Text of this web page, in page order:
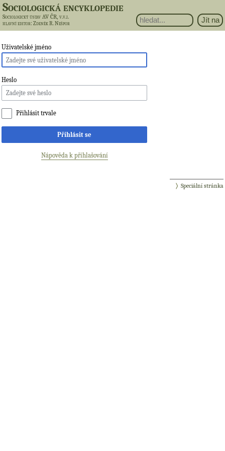
Sociologická encyklopedie
Sociologický ústav AV ČR, v.v.i.
hlavní editor: Zdeněk R. Nešpor
Uživatelské jméno
Heslo
Přihlásit trvale
Přihlásit se
Nápověda k přihlašování
Speciální stránka